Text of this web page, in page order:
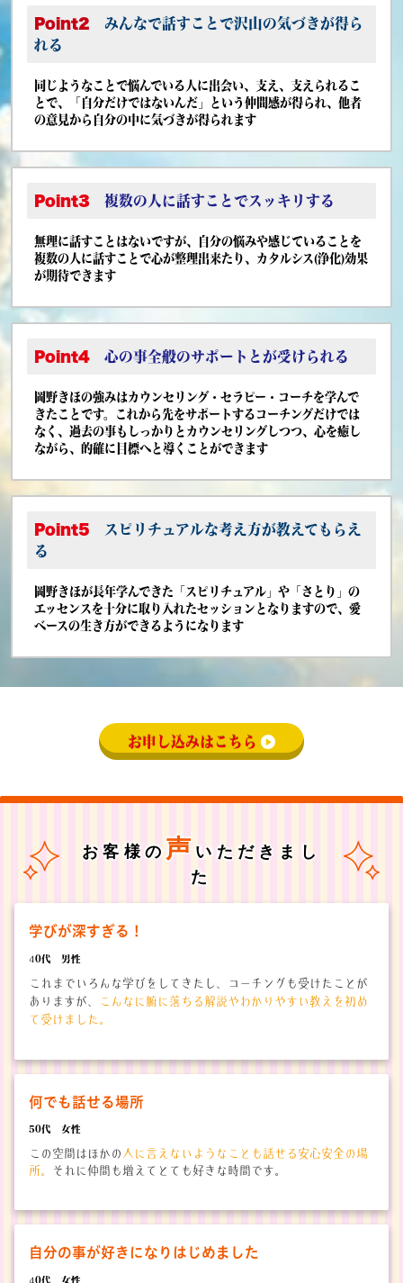
Point2
みんなで話すことで沢山の気づきが得ら
れる
同じようなことで悩んでいる人に出会い、支え、支えられるこ
とで、「自分だけではないんだ」という仲間感が得られ、他者
の意見から自分の中に気づきが得られます
Point3 複数の人に話すことでスッキリする
無理に話すことはないですが、自分の悩みや感じていることを
複数の人に話すことで心が整理出来たり、カタルシス(浄化)効果
が期待できます
Point4 心の事全般のサポートとが受けられる
岡野きほの強みはカウンセリング・セラピー・コーチを学んで
きたことです。これから先をサポートするコーチングだけでは
なく、過去の事もしっかりとカウンセリングしつつ、心を癒し
ながら、的確に目標へと導くことができます
Point5
スピリチュアルな考え方が教えてもらえ
る
岡野きほが長年学んできた「スピリチュアル」や「さとり」の
エッセンスを十分に取り入れたセッションとなりますので、愛
ベースの生き方ができるようになります
お申し込みはこちら
お客様の 声 いただきまし
た
学びが深すぎる！
40代 男性
これまでいろんな学びをしてきたし、コーチングも受けたことが
ありますが、
こんなに腑に落ちる解説やわかりやすい教えを初め
て受けました。
何でも話せる場所
50代 女性
この空間はほかの人に言えないようなことも話せる安心安全の場
所。
それに仲間も増えてとても好きな時間です。
自分の事が好きになりはじめました
40代 女性